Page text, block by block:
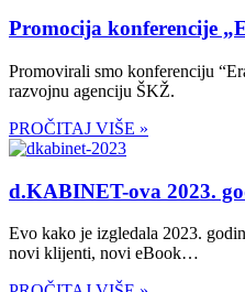
Promocija konferencije
Promovirali smo konferenciju
razvojnu agenciju ŠKŽ.
PROČITAJ VIŠE »
d.KABINET-ova 2023.
Evo kako je izgledala 2023.
novi klijenti, novi eBook…